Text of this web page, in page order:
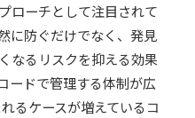
ローチとして注目されて
に防ぐだけでなく、発見
なるリスクを抑える効果
ードで管理する体制が広
るケースが増えているコ